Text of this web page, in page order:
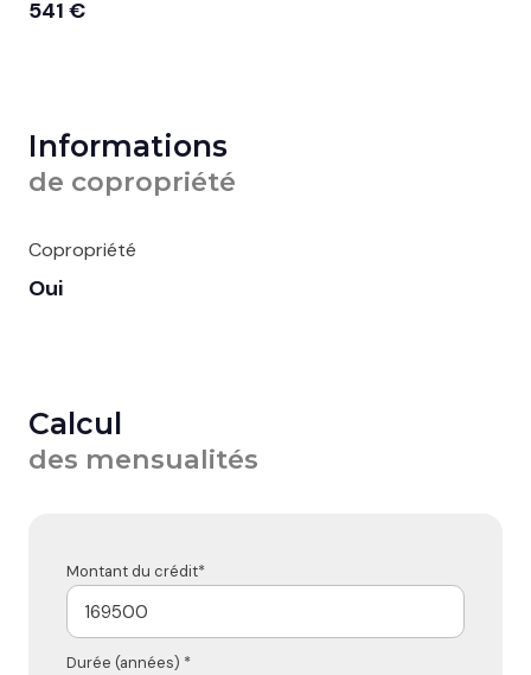
541 €
Informations
de copropriété
Copropriété
Oui
Calcul
des mensualités
Montant du crédit*
Durée (années) *